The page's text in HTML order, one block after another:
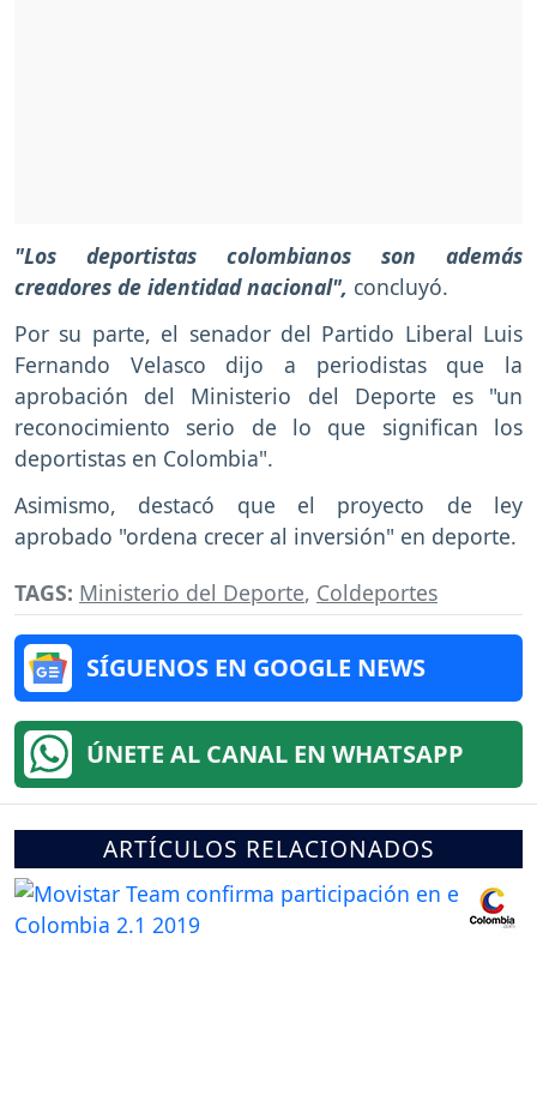
"Los deportistas colombianos son además
creadores de identidad nacional", concluyó.
Por su parte, el senador del Partido Liberal Luis
Fernando Velasco dijo a periodistas que la
aprobación del Ministerio del Deporte es "un
reconocimiento serio de lo que significan los
deportistas en Colombia".
Asimismo, destacó que el proyecto de ley
aprobado "ordena crecer al inversión" en deporte.
TAGS: Ministerio del Deporte, Coldeportes
SÍGUENOS EN GOOGLE NEWS
ÚNETE AL CANAL EN WHATSAPP
ARTÍCULOS RELACIONADOS